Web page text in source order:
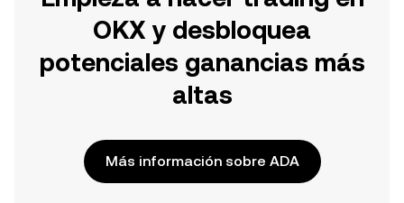
OKX y desbloquea
potenciales ganancias más
altas
Más información sobre ADA